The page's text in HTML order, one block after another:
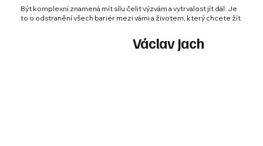
Být komplexní znamená mít sílu čelit výzvám a vytrvalost jít dál. Je
to o odstranění všech bariér mezi vámi a životem, který chcete žít.
Václav Jach